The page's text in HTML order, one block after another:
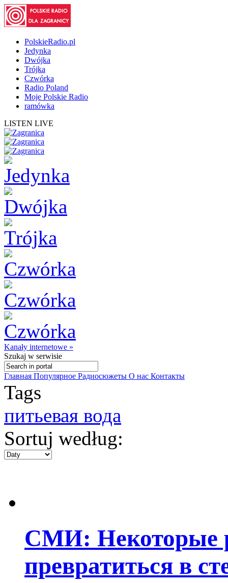
PolskieRadio.pl
Jedynka
Dwójka
Trójka
Czwórka
Radio Poland
Moje Polskie Radio
ramówka
LISTEN LIVE
Kanały internetowe »
Szukaj w serwisie
Главная Популярное Радиосюжеты О нас Контакты
Tags
питьевая вода
Sortuj według:
СМИ: Некоторые
превратиться в